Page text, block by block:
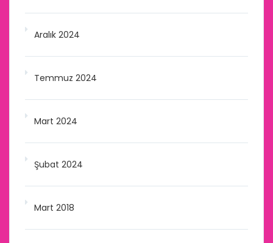
Aralık 2024
Temmuz 2024
Mart 2024
Şubat 2024
Mart 2018